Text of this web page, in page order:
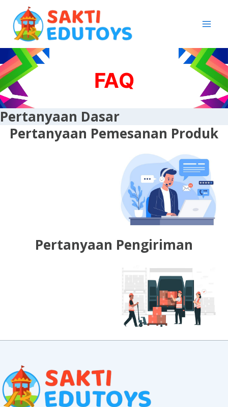
content
FAQ
Pertanyaan Dasar
Pertanyaan Pemesanan Produk
Pertanyaan Pengiriman